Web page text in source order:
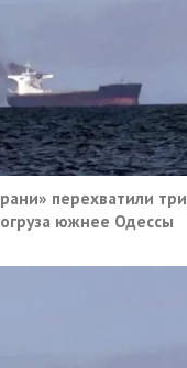
перехватили три
южнее Одессы